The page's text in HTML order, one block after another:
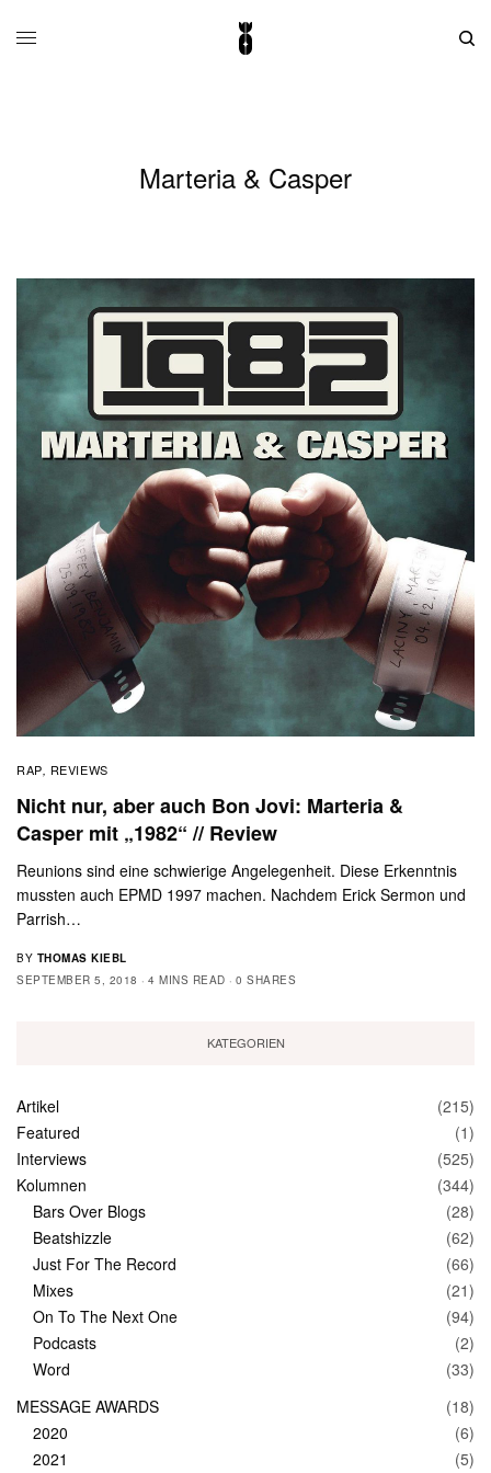
Marteria & Casper
RAP, REVIEWS
Nicht nur, aber auch Bon Jovi: Marteria &
Casper mit „1982“ // Review
Reunions sind eine schwierige Angelegenheit. Diese Erkenntnis
mussten auch EPMD 1997 machen. Nachdem Erick Sermon und
Parrish…
BY THOMAS KIEBL
SEPTEMBER 5, 2018
4 MINS READ 0 SHARES
KATEGORIEN
Artikel
(215)
Featured
(1)
Interviews
(525)
Kolumnen
(344)
Bars Over Blogs
(28)
Beatshizzle
(62)
Just For The Record
(66)
Mixes
(21)
On To The Next One
(94)
Podcasts
(2)
Word
(33)
MESSAGE AWARDS
(18)
2020
(6)
2021
(5)